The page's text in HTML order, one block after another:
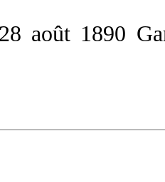
août 1890